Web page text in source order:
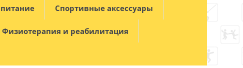
Спортивные аксессуары
Физиотерапия и реабилитация